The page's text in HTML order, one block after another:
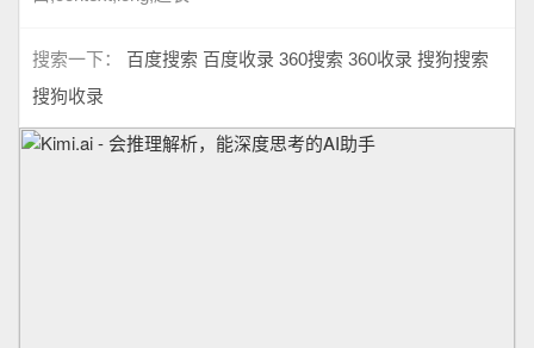
搜索一下： 百度搜索 百度收录 360搜索 360收录 搜狗搜索
搜狗收录